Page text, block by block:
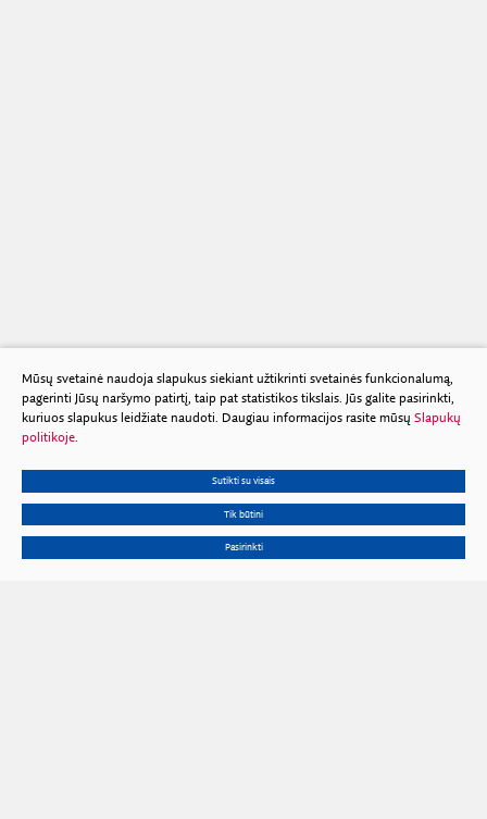
Mūsų svetainė naudoja slapukus siekiant užtikrinti svetainės funkcionalumą,
pagerinti Jūsų naršymo patirtį, taip pat statistikos tikslais. Jūs galite pasirinkti,
kuriuos slapukus leidžiate naudoti. Daugiau informacijos rasite mūsų Slapukų
politikoje.
Sutikti su visais
Tik būtini
Pasirinkti